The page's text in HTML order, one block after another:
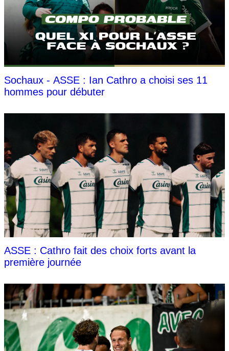
Sochaux - ASSE : Ian Cathro a choisi ses 11
hommes pour débuter
ASSE : Cathro fait des choix forts avant la
première journée